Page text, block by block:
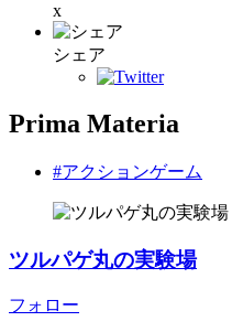
x
シェア
Prima Materia
#アクションゲーム
ツルパゲ丸の実験場
フォロー